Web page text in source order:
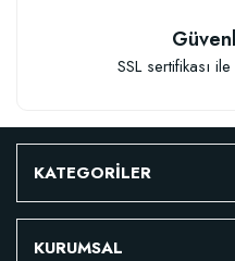
SSL sertifikası
KATEGORİLER
KURUMSAL